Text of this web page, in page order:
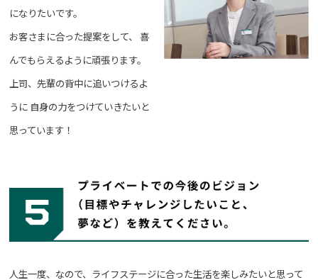
になりたいです。
お客さまに合った提案をして、
喜
んでもらえるように頑張ります。
上司、先輩の背中に追いつけるよ
うに 自身の力をつけていきたいと
思っています！
人生一度、なので、ライフステージに合った生活を楽しみたいと思って